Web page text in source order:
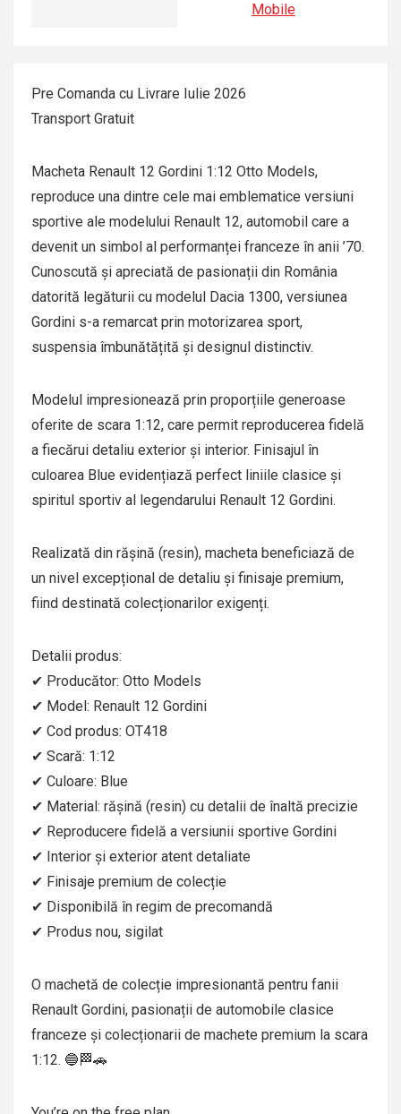
Pre Comanda cu Livrare Iulie 2026
Transport Gratuit
Macheta Renault 12 Gordini 1:12 Otto Models,
reproduce una dintre cele mai emblematice versiuni
sportive ale modelului Renault 12, automobil care a
devenit un simbol al performanței franceze în anii ’70.
Cunoscută și apreciată de pasionații din România
datorită legăturii cu modelul Dacia 1300, versiunea
Gordini s-a remarcat prin motorizarea sport,
suspensia îmbunătățită și designul distinctiv.
Modelul impresionează prin proporțiile generoase
oferite de scara 1:12, care permit reproducerea fidelă
a fiecărui detaliu exterior și interior. Finisajul în
culoarea Blue evidențiază perfect liniile clasice și
spiritul sportiv al legendarului Renault 12 Gordini.
Realizată din rășină (resin), macheta beneficiază de
un nivel excepțional de detaliu și finisaje premium,
fiind destinată colecționarilor exigenți.
Detalii produs:
✔ Producător: Otto Models
✔ Model: Renault 12 Gordini
✔ Cod produs: OT418
✔ Scară: 1:12
✔ Culoare: Blue
✔ Material: rășină (resin) cu detalii de înaltă precizie
✔ Reproducere fidelă a versiunii sportive Gordini
✔ Interior și exterior atent detaliate
✔ Finisaje premium de colecție
✔ Disponibilă în regim de precomandă
✔ Produs nou, sigilat
O machetă de colecție impresionantă pentru fanii
Renault Gordini, pasionații de automobile clasice
franceze și colecționarii de machete premium la scara
1:12. 🔵🏁🚗